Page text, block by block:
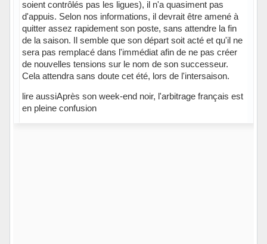
soient contrôlés pas les ligues), il n'a quasiment pas
d'appuis. Selon nos informations, il devrait être amené à
quitter assez rapidement son poste, sans attendre la fin
de la saison. Il semble que son départ soit acté et qu'il ne
sera pas remplacé dans l'immédiat afin de ne pas créer
de nouvelles tensions sur le nom de son successeur.
Cela attendra sans doute cet été, lors de l'intersaison.
lire aussiAprès son week-end noir, l'arbitrage français est
en pleine confusion